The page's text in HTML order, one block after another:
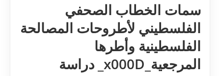
سمات الخطاب الصحفي
الفلسطيني لأطروحات المصالحة
الفلسطينية وأطرها
المرجعية_x000D_ دراسة